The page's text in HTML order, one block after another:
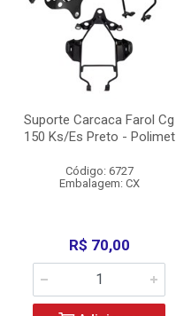
Suporte Carcaca Farol Cg
150 Ks/Es Preto - Polimet
Código: 6727
Embalagem: CX
R$ 70,00